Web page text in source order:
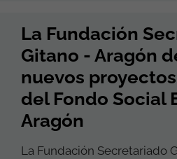
La Fundación
Gitano - Aragón
nuevos
del Fondo Social
Aragón
La Fundación Secretariado